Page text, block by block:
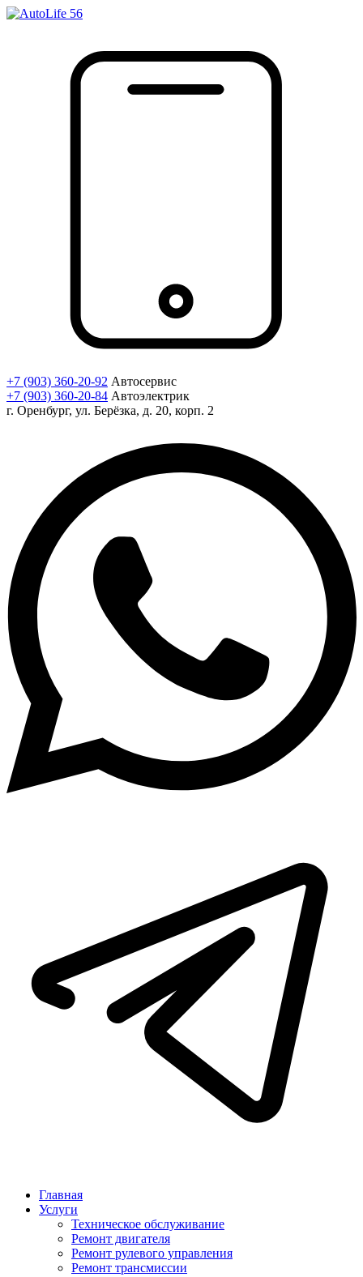
+7 (903) 360-20-92 Автосервис
+7 (903) 360-20-84 Автоэлектрик
г. Оренбург, ул. Берёзка, д. 20, корп. 2
Главная
Услуги
Техническое обслуживание
Ремонт двигателя
Ремонт рулевого управления
Ремонт трансмиссии